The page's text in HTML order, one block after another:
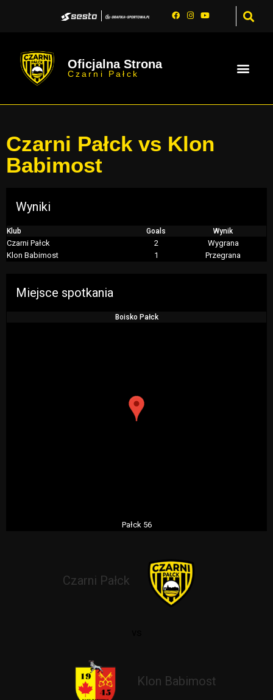
Oficjalna Strona
Czarni Pałck
Czarni Pałck vs Klon
Babimost
Wyniki
Klub Goals Wynik
Czarni Pałck 2
Wygrana
Klon Babimost
1 Przegrana
Miejsce spotkania
Boisko Pałck
Pałck 56
Czarni Pałck
Klon Babimost